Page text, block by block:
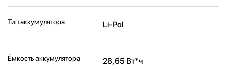
Тип аккумулятора Li-Pol
Ёмкость аккумулятора 28,65 Вт*ч